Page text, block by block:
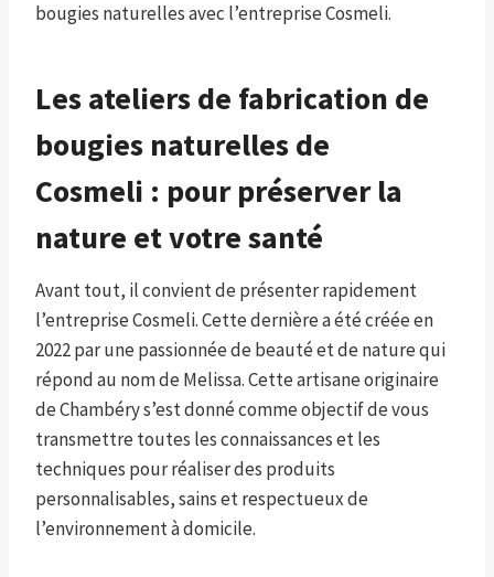
bougies naturelles avec l’entreprise Cosmeli.
Les ateliers de fabrication de
bougies naturelles de
Cosmeli : pour préserver la
nature et votre santé
Avant tout, il convient de présenter rapidement
l’entreprise Cosmeli. Cette dernière a été créée en
2022 par une passionnée de beauté et de nature qui
répond au nom de Melissa. Cette artisane originaire
de Chambéry s’est donné comme objectif de vous
transmettre toutes les connaissances et les
techniques pour réaliser des produits
personnalisables, sains et respectueux de
l’environnement à domicile.